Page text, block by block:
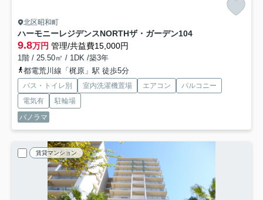
北区昭和町
ハーモニーレジデンスNORTHザ・ガーデン104
9.8万円 管理/共益費15,000円
1階 / 25.50㎡ / 1DK /築3年
都電荒川線「梶原」駅 徒歩5分
バス・トイレ別 室内洗濯機置場 エアコン
バルコニー
電気有
駐輪場
パノラマ
賃貸マンション